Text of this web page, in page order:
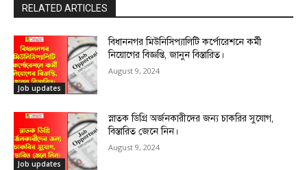
RELATED ARTICLES
Job updates
বিধাননগর মিউনিসিপ্যালিটি কর্পোরেশনে কর্মী
নিয়োগের বিজ্ঞপ্তি, জানুন বিস্তারিত।
August 9, 2024
Job updates
স্নাতক ডিগ্রি অর্জনকারীদের জন্য চাকরির সুযোগ,
বিস্তারিত জেনে নিন।
August 9, 2024